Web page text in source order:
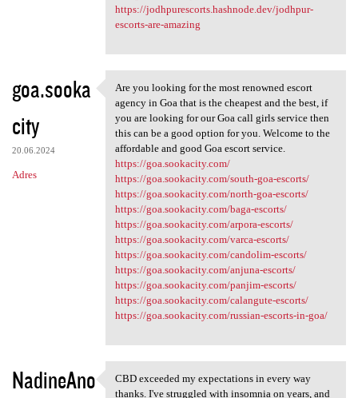
https://jodhpurescorts.hashnode.dev/jodhpur-
escorts-are-amazing
goa.sooka
city
20.06.2024
Adres
Are you looking for the most
Are you looking for the most renowned escort
agency in Goa that is the cheapest and the best, if
you are looking for our Goa call girls service then
this can be a good option for you. Welcome to the
affordable and good Goa escort service.
https://goa.sookacity.com/
https://goa.sookacity.com/south-goa-escorts/
https://goa.sookacity.com/north-goa-escorts/
https://goa.sookacity.com/baga-escorts/
https://goa.sookacity.com/arpora-escorts/
https://goa.sookacity.com/varca-escorts/
https://goa.sookacity.com/candolim-escorts/
https://goa.sookacity.com/anjuna-escorts/
https://goa.sookacity.com/panjim-escorts/
https://goa.sookacity.com/calangute-escorts/
https://goa.sookacity.com/russian-escorts-in-goa/
NadineAno CBD exceeded my expectations
CBD exceeded my expectations in every way
thanks. I've struggled with insomnia on years, and